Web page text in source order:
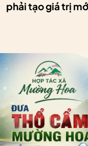
phải tạo giá trị